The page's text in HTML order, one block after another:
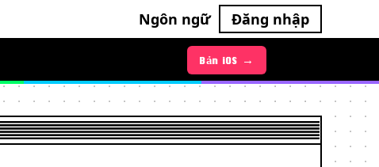
Ngôn ngữ Đăng nhập
Bản Android →
Bản iOS →